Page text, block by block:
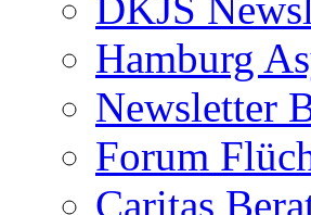
Hamburg
Newsletter
Forum
Caritas